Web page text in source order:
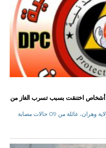
وهران: الحماية المدنية تنقل عائلة من 09 أشخاص اختنقت بسبب تسرب الغاز من
ق.إلياس نقلت ليلة أمس ،الحماية المدنية لولاية وهران، عائلة من 09 حالات مصابة